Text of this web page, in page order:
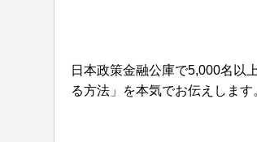
日本政策金融公庫で5,000名以
る方法」を本気でお伝えします